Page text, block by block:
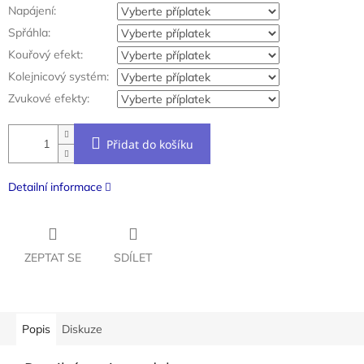
Napájení:
Spřáhla:
Kouřový efekt:
Kolejnicový systém:
Zvukové efekty:
Přidat do košíku
Detailní informace
ZEPTAT SE SDÍLET
Popis Diskuze